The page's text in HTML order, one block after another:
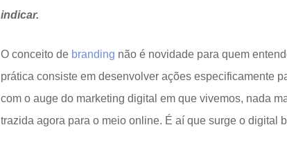
indicar.
O conceito de branding não é novidade para quem
prática consiste em desenvolver ações especificamente
com o auge do marketing digital em que vivemos, nada
trazida agora para o meio online. É aí que surge o digital